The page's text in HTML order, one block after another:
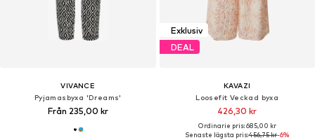
VIVANCE
Pyjamasbyxa 'Dreams'
Från 235,00 kr
Exklusiv
DEAL
KAVAZI
Loosefit Veckad byxa
426,30 kr
Ordinarie pris: 685,00 kr
Senaste lägsta pris:456,75 kr-6%